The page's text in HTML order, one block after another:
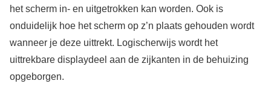
het scherm in- en uitgetrokken kan worden. Ook is
onduidelijk hoe het scherm op z’n plaats gehouden wordt
wanneer je deze uittrekt. Logischerwijs wordt het
uittrekbare displaydeel aan de zijkanten in de behuizing
opgeborgen.